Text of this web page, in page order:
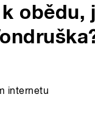
internetu